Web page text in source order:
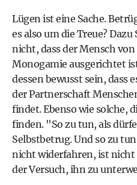
Lügen ist eine Sache.
es also um die Treue?
nicht, dass der Mensch
Monogamie ausgerichtet
dessen bewusst sein, dass
der Partnerschaft
findet. Ebenso wie solche,
finden. "So zu tun, als
Selbstbetrug. Und so zu
nicht widerfahren, ist
der Versuch, ihn zu